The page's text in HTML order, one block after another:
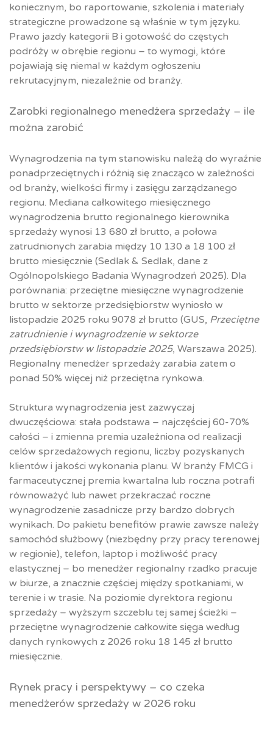
koniecznym, bo raportowanie, szkolenia i materiały
strategiczne prowadzone są właśnie w tym języku.
Prawo jazdy kategorii B i gotowość do częstych
podróży w obrębie regionu – to wymogi, które
pojawiają się niemal w każdym ogłoszeniu
rekrutacyjnym, niezależnie od branży.
Zarobki regionalnego menedżera sprzedaży – ile
można zarobić
Wynagrodzenia na tym stanowisku należą do wyraźnie
ponadprzeciętnych i różnią się znacząco w zależności
od branży, wielkości firmy i zasięgu zarządzanego
regionu. Mediana całkowitego miesięcznego
wynagrodzenia brutto regionalnego kierownika
sprzedaży wynosi 13 680 zł brutto, a połowa
zatrudnionych zarabia między 10 130 a 18 100 zł
brutto miesięcznie (Sedlak & Sedlak, dane z
Ogólnopolskiego Badania Wynagrodzeń 2025). Dla
porównania: przeciętne miesięczne wynagrodzenie
brutto w sektorze przedsiębiorstw wyniosło w
listopadzie 2025 roku 9078 zł brutto (GUS, Przeciętne
zatrudnienie i wynagrodzenie w sektorze
przedsiębiorstw w listopadzie 2025, Warszawa 2025).
Regionalny menedżer sprzedaży zarabia zatem o
ponad 50% więcej niż przeciętna rynkowa.
Struktura wynagrodzenia jest zazwyczaj
dwuczęściowa: stała podstawa – najczęściej 60-70%
całości – i zmienna premia uzależniona od realizacji
celów sprzedażowych regionu, liczby pozyskanych
klientów i jakości wykonania planu. W branży FMCG i
farmaceutycznej premia kwartalna lub roczna potrafi
równoważyć lub nawet przekraczać roczne
wynagrodzenie zasadnicze przy bardzo dobrych
wynikach. Do pakietu benefitów prawie zawsze należy
samochód służbowy (niezbędny przy pracy terenowej
w regionie), telefon, laptop i możliwość pracy
elastycznej – bo menedżer regionalny rzadko pracuje
w biurze, a znacznie częściej między spotkaniami, w
terenie i w trasie. Na poziomie dyrektora regionu
sprzedaży – wyższym szczeblu tej samej ścieżki –
przeciętne wynagrodzenie całkowite sięga według
danych rynkowych z 2026 roku 18 145 zł brutto
miesięcznie.
Rynek pracy i perspektywy – co czeka
menedżerów sprzedaży w 2026 roku